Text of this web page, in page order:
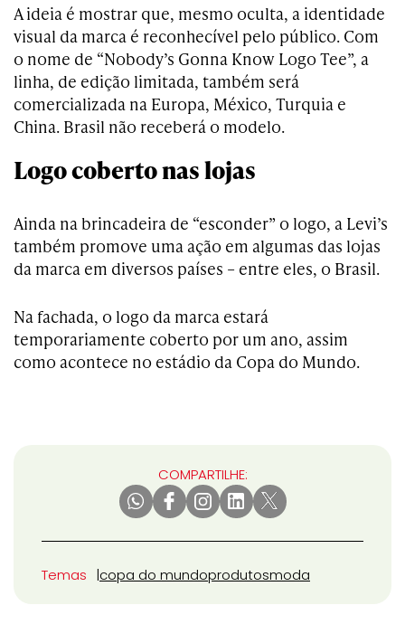
A ideia é mostrar que, mesmo oculta, a identidade
visual da marca é reconhecível pelo público. Com
o nome de “Nobody’s Gonna Know Logo Tee”, a
linha, de edição limitada, também será
comercializada na Europa, México, Turquia e
China. Brasil não receberá o modelo.
Logo coberto nas lojas
Ainda na brincadeira de “esconder” o logo, a Levi’s
também promove uma ação em algumas das lojas
da marca em diversos países – entre eles, o Brasil.
Na fachada, o logo da marca estará
temporariamente coberto por um ano, assim
como acontece no estádio da Copa do Mundo.
COMPARTILHE:
Temas copa do mundoprodutosmoda